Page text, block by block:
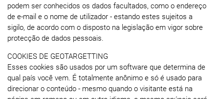
podem ser conhecidos os dados facultados, como o endereço
de e-mail e o nome de utilizador - estando estes sujeitos a
sigilo, de acordo com o disposto na legislação em vigor sobre
protecção de dados pessoais.
COOKIES DE GEOTARGETTING
Esses cookies são usados ​​por um software que determina de
qual país você vem. É totalmente anônimo e só é usado para
direcionar o conteúdo - mesmo quando o visitante está na